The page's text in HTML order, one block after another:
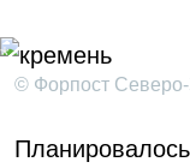
© Форпост